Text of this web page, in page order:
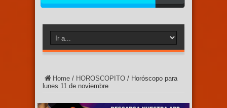
Home / HOROSCOPITO / Horóscopo para
lunes 11 de noviembre